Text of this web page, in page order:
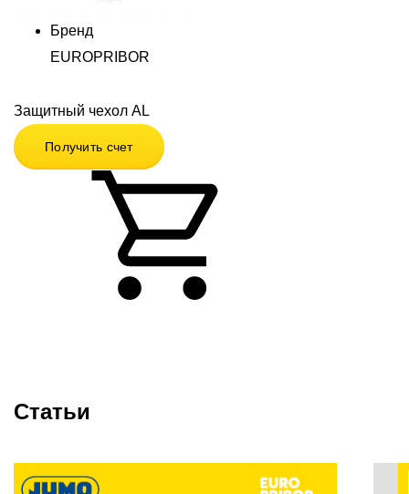
Бренд
EUROPRIBOR
Защитный чехол AL
Получить счет
Статьи